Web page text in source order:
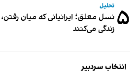
۵ تحلیل
نسل معلق؛ ایرانیانی که میان
زندگی می‌کنند
انتخاب سردبیر